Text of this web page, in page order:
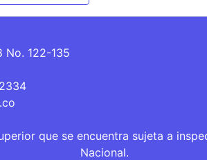
No. 122-135
que se encuentra sujeta a
Nacional.